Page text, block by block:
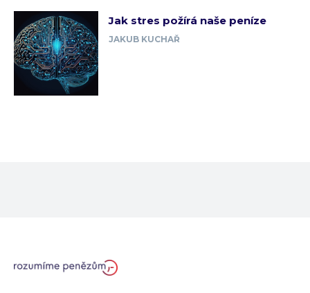
Jak stres požírá naše peníze
JAKUB KUCHAŘ